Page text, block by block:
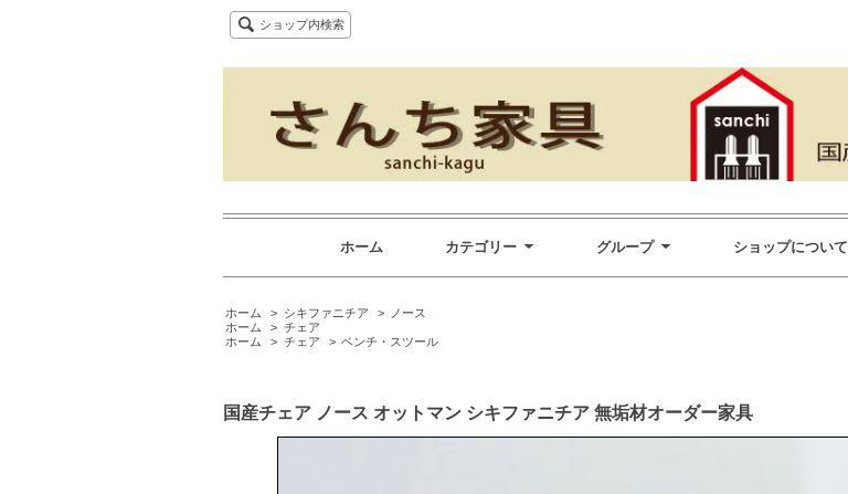
ショップ内検索
ホーム カテゴリー グループ ショップについて
ホーム > シキファニチア >
ノース
ホーム
> チェア
ホーム
> チェア > ベンチ・スツール
国産チェア ノース オットマン シキファニチア 無垢材オーダー家具